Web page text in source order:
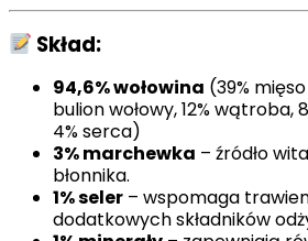
Skład:
94,6% wołowina (39%
bulion wołowy, 12% wątroba,
4% serca)
3% marchewka – źródło
błonnika.
1% seler – wspomaga
dodatkowych składników